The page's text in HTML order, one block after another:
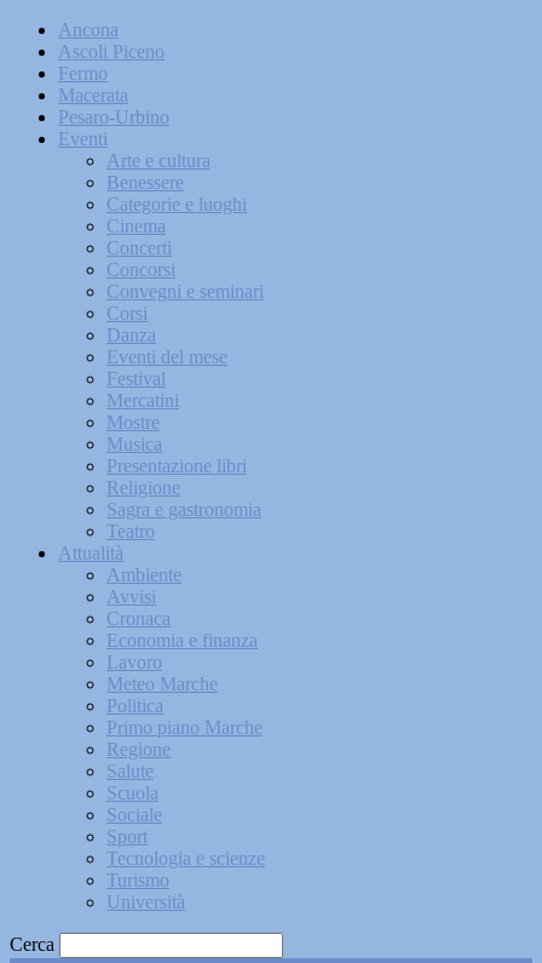
Ancona
Ascoli Piceno
Fermo
Macerata
Pesaro-Urbino
Eventi
Arte e cultura
Benessere
Categorie e luoghi
Cinema
Concerti
Concorsi
Convegni e seminari
Corsi
Danza
Eventi del mese
Festival
Mercatini
Mostre
Musica
Presentazione libri
Religione
Sagra e gastronomia
Teatro
Attualità
Ambiente
Avvisi
Cronaca
Economia e finanza
Lavoro
Meteo Marche
Politica
Primo piano Marche
Regione
Salute
Scuola
Sociale
Sport
Tecnologia e scienze
Turismo
Università
Cerca